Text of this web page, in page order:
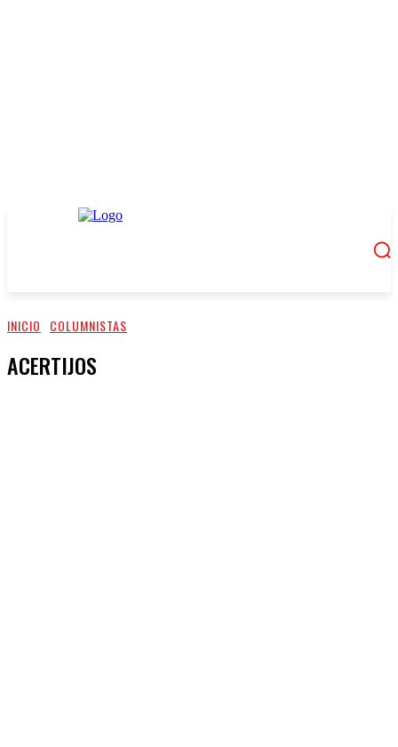
INICIO COLUMNISTAS
ACERTIJOS